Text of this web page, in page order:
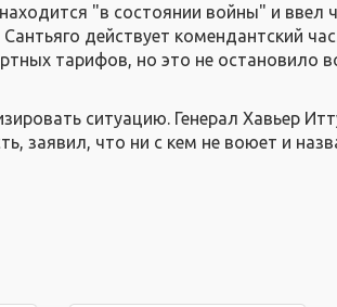
"в состоянии войны" и ввел
действует комендантский
тарифов, но это не остановило
ситуацию. Генерал Хавьер
заявил, что ни с кем не воюет и